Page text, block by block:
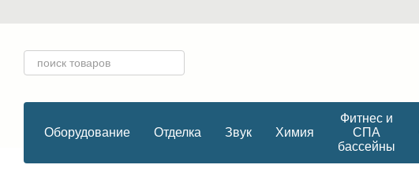
Оборудование Отделка Звук Химия
Фитнес и
СПА
бассейны